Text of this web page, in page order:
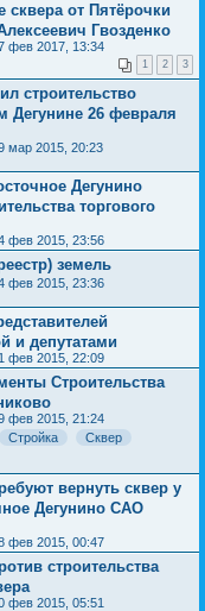
сквера от Пятёрочки
Гвозденко
фев 2017, 13:34
1 2 3
строительство
Дегунине 26 февраля
мар 2015, 20:23
Дегунино
торгового
фев 2015, 23:56
земель
фев 2015, 23:36
и депутатами
фев 2015, 22:09
Строительства
фев 2015, 21:24
Стройка
Сквер
вернуть сквер у
Дегунино САО
фев 2015, 00:47
строительства
фев 2015, 05:51